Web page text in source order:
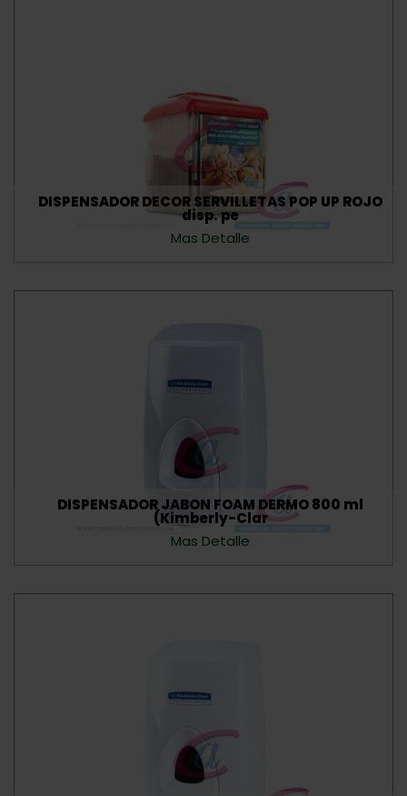
DISPENSADOR DECOR SERVILLETAS POP UP ROJO
disp. pe
Mas Detalle
DISPENSADOR JABON FOAM DERMO 800 ml
(Kimberly-Clar
Mas Detalle